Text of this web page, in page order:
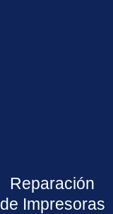
Reparación
de Impresoras